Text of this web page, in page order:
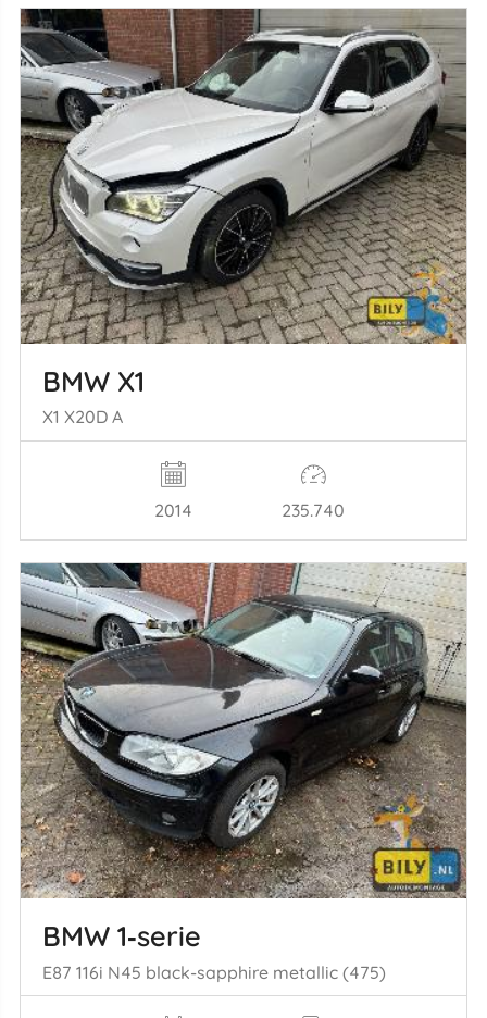
BMW X1
X1 X20D A
2014 235.740
BMW 1‑serie
E87 116i N45 black-sapphire metallic (475)